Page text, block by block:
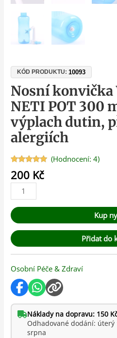
KÓD PRODUKTU:10093
Nosní konvička
NETI POT 300
výplach dutin,
alergiích
Hodnoceno
5.00z 5 na
základě
hodnocení
zákazníků
(Hodnocení:4)
200 Kč
Kup
Přidat do
Osobní Péče & Zdraví
Náklady na dopravu: 150
Odhadované dodání: úterý
srpna